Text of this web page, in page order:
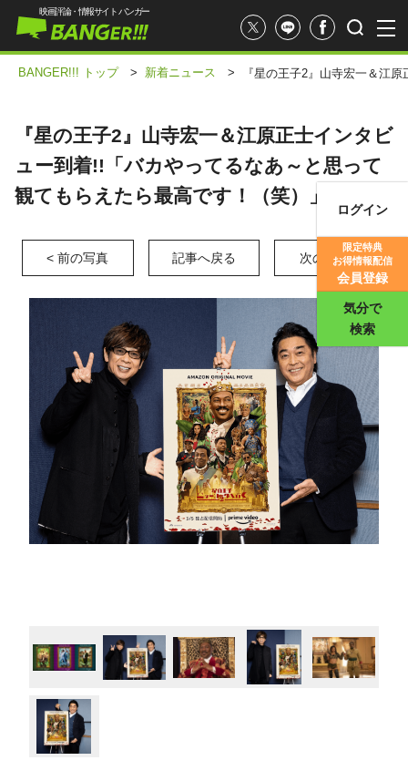
映画評価
映画評論・情報サイト バンガー
ログイン
限定特典
お得情報配信
会員登録
気分で
検索
BANGER!!! トップ > 新着ニュース > 『星の王子2』山寺宏一＆江
『星の王子2』山寺宏一＆江原正士インタビ
ュー到着!!「バカやってるなあ～と思って
観てもらえたら最高です！（笑）」
< 前の写真 記事へ戻る 次の写真 >